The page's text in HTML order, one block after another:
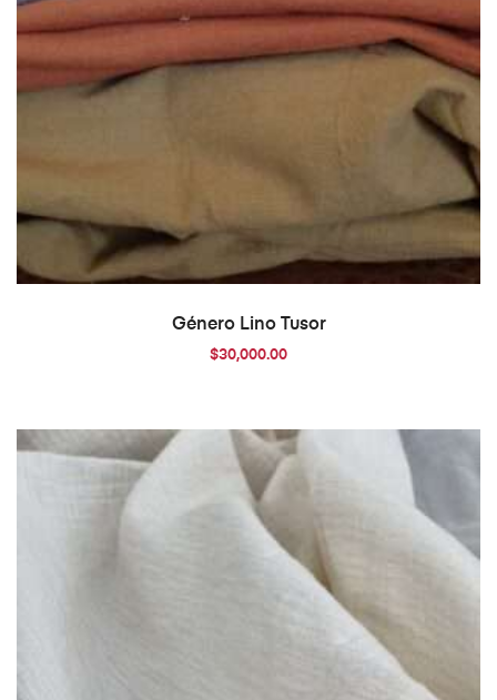
AÑADIR AL CARRITO
Género Lino Tusor
$30,000.00